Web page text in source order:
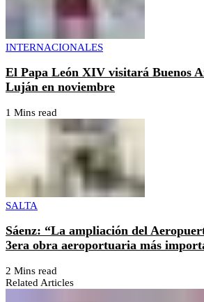
INTERNACIONALES
El Papa León XIV visitará Buenos
Luján en noviembre
1 Mins read
SALTA
Sáenz: “La ampliación del
3era obra aeroportuaria más
2 Mins read
Related Articles